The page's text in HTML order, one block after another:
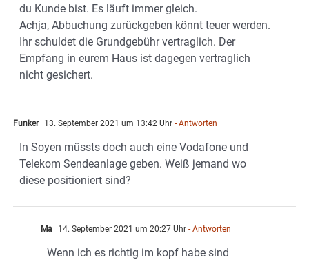
du Kunde bist. Es läuft immer gleich.
Achja, Abbuchung zurückgeben könnt teuer werden.
Ihr schuldet die Grundgebühr vertraglich. Der
Empfang in eurem Haus ist dagegen vertraglich
nicht gesichert.
Funker 13. September 2021 um 13:42 Uhr - Antworten
In Soyen müssts doch auch eine Vodafone und
Telekom Sendeanlage geben. Weiß jemand wo
diese positioniert sind?
Ma 14. September 2021 um 20:27 Uhr - Antworten
Wenn ich es richtig im kopf habe sind